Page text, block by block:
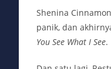
Shenina
panik, dan
You See What I See.